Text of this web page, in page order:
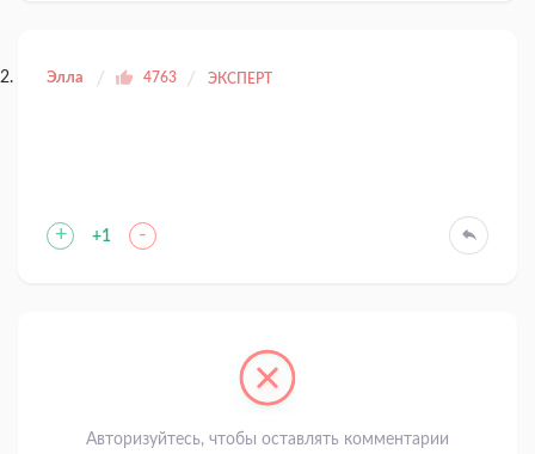
Элла 4763 ЭКСПЕРТ
+ +1 -
Авторизуйтесь, чтобы оставлять комментарии